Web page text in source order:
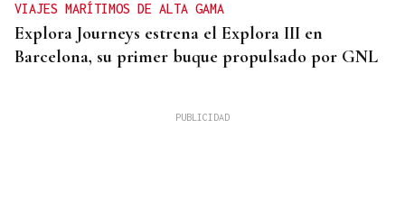
VIAJES MARÍTIMOS DE ALTA GAMA
Explora Journeys estrena el Explora III en
Barcelona, su primer buque propulsado por GNL